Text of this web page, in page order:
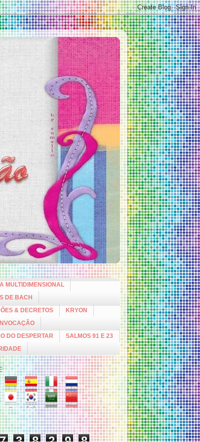
MULTIDIMENSIONAL
DE BACH
& DECRETOS
KRYON
DO DESPERTAR
SALMOS 91 E 23